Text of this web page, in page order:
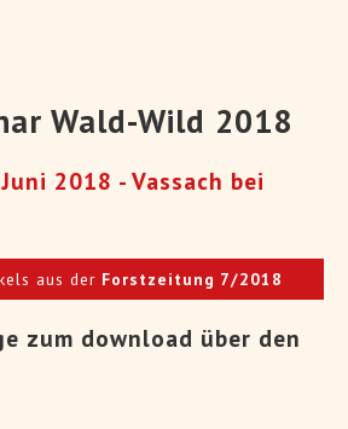
Wald-Wild 2018
2018 - Vassach bei
aus der Forstzeitung 7/2018
zum download über den